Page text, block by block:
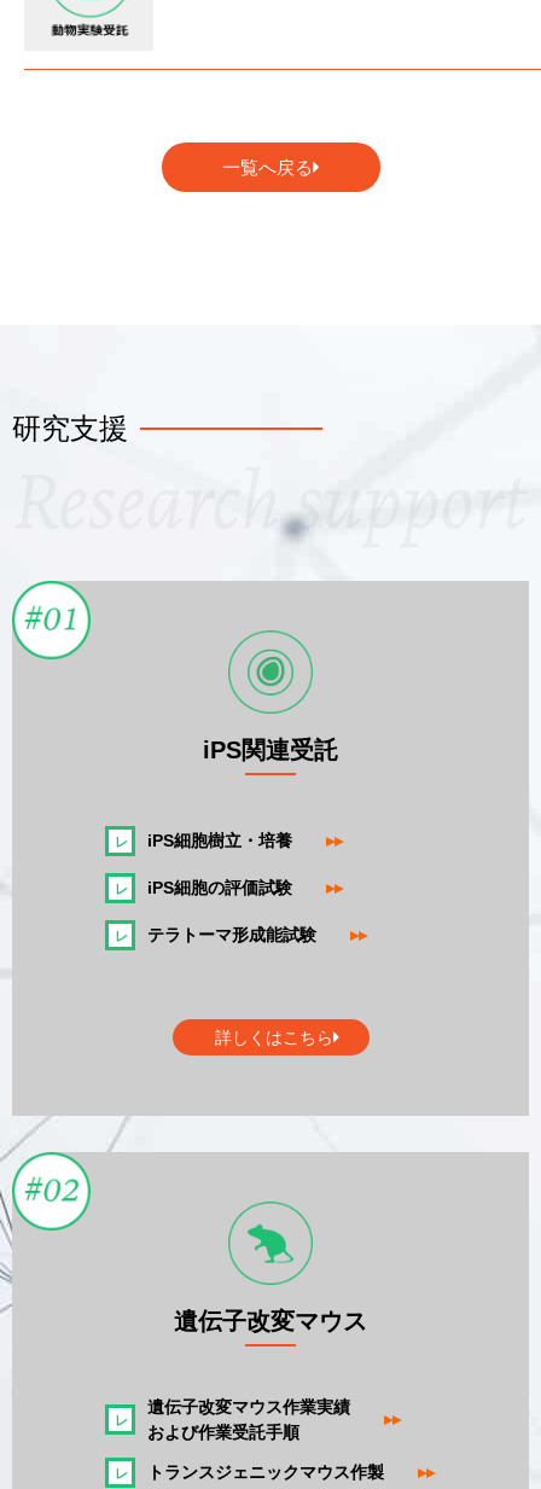
一覧へ戻る
研究支援
iPS関連受託
iPS細胞樹立・培養▸▸
iPS細胞の評価試験▸▸
テラトーマ形成能試験▸▸
詳しくはこちら
遺伝子改変マウス
遺伝子改変マウス作業実績
および作業受託手順
▸▸
トランスジェニックマウス作製▸▸